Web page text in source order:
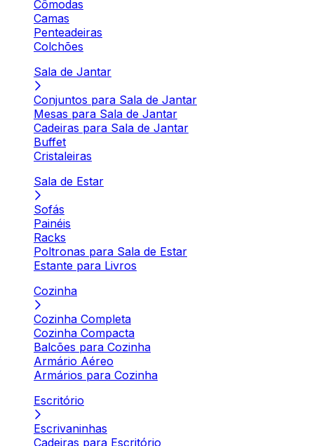
Cômodas
Camas
Penteadeiras
Colchões
Sala de Jantar
Conjuntos para Sala de Jantar
Mesas para Sala de Jantar
Cadeiras para Sala de Jantar
Buffet
Cristaleiras
Sala de Estar
Sofás
Painéis
Racks
Poltronas para Sala de Estar
Estante para Livros
Cozinha
Cozinha Completa
Cozinha Compacta
Balcões para Cozinha
Armário Aéreo
Armários para Cozinha
Escritório
Escrivaninhas
Cadeiras para Escritório